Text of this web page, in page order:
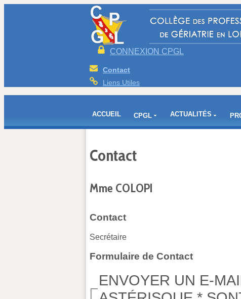
CONNEXION CPGL
Contact
Liens Utiles
ACCUEIL CPGL ACTUALITÉS
Contact
Mme COLOPI
Contact
Secrétaire
Formulaire de Contact
ENVOYER UN E-